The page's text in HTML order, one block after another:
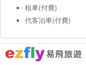
租車(付費)
代客泊車(付費)